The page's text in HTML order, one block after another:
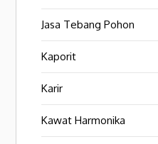
Jasa Tebang Pohon
Kaporit
Karir
Kawat Harmonika